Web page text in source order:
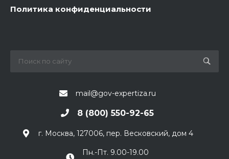
Политика конфиденциальности
mail@gov-expertiza.ru
8 (800) 550-92-65
г. Москва, 127006, пер. Весковский, дом 4
Пн.-Пт. 9.00-19.00